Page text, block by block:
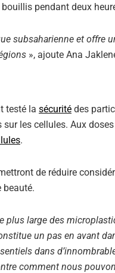
pendant deux
subsaharienne et offre
», ajoute Ana
testé la sécurité des
les cellules. Aux
.
de réduire
beauté.
plus large des
un pas en avant
dans
comment nous